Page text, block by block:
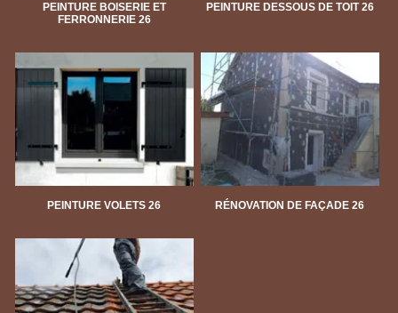
PEINTURE BOISERIE ET
FERRONNERIE 26
PEINTURE DESSOUS DE TOIT 26
PEINTURE VOLETS 26 RÉNOVATION DE FAÇADE 26